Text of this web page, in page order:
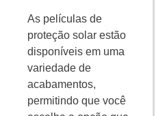
As películas de
proteção solar estão
disponíveis em uma
variedade de
acabamentos,
permitindo que você